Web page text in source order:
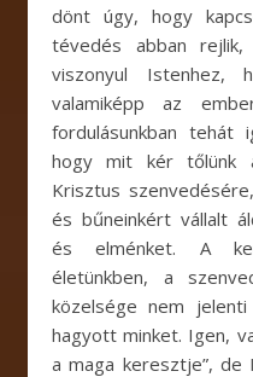
dönt úgy, hogy
tévedés abban
viszonyul Istenhez,
valamiképp az
fordulásunkban tehát
hogy mit kér tőlünk
Krisztus
és bűneinkért vállalt
és elménket. A
életünkben, a
közelsége nem
hagyott minket. Igen,
a maga keresztje”, de